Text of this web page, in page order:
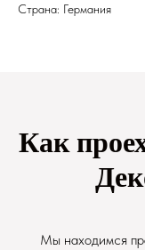
Страна: Германия
Как
Мы находимся